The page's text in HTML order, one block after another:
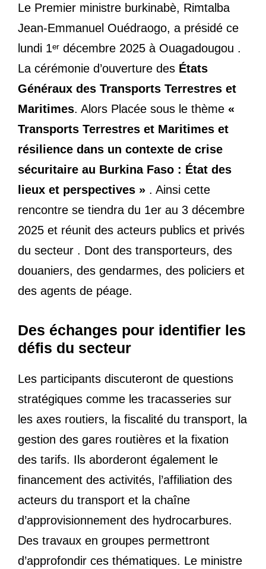
Le Premier ministre burkinabè, Rimtalba
Jean-Emmanuel Ouédraogo, a présidé ce
lundi 1ᵉʳ décembre 2025 à Ouagadougou .
La cérémonie d’ouverture des États
Généraux des Transports Terrestres et
Maritimes. Alors Placée sous le thème «
Transports Terrestres et Maritimes et
résilience dans un contexte de crise
sécuritaire au Burkina Faso : État des
lieux et perspectives » . Ainsi cette
rencontre se tiendra du 1er au 3 décembre
2025 et réunit des acteurs publics et privés
du secteur . Dont des transporteurs, des
douaniers, des gendarmes, des policiers et
des agents de péage.
Des échanges pour identifier les
défis du secteur
Les participants discuteront de questions
stratégiques comme les tracasseries sur
les axes routiers, la fiscalité du transport, la
gestion des gares routières et la fixation
des tarifs. Ils aborderont également le
financement des activités, l’affiliation des
acteurs du transport et la chaîne
d’approvisionnement des hydrocarbures.
Des travaux en groupes permettront
d’approfondir ces thématiques. Le ministre